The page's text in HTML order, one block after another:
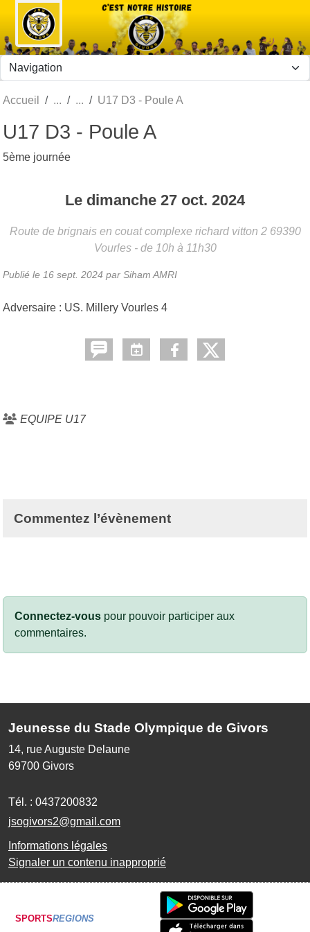
Accueil U17 D3 - Poule A
U17 D3 - Poule A
5ème journée
Le dimanche 27 oct. 2024
Route de brignais en couat complexe richard vitton 2 69390
Vourles - de 10h à 11h30
Publié le 16 sept. 2024 par Siham AMRI
Adversaire : US. Millery Vourles 4
EQUIPE U17
Commentez l’évènement
Connectez-vous pour pouvoir participer aux
commentaires.
Jeunesse du Stade Olympique de Givors
14, rue Auguste Delaune
69700 Givors
Tél. : 0437200832
jsogivors2@gmail.com
Informations légales
Signaler un contenu inapproprié
SPORTSREGIONS
Panneau de gestion des cookies